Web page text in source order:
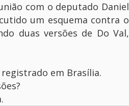
com o deputado Daniel
um esquema contra o
duas versões de Do Val,
em Brasília.